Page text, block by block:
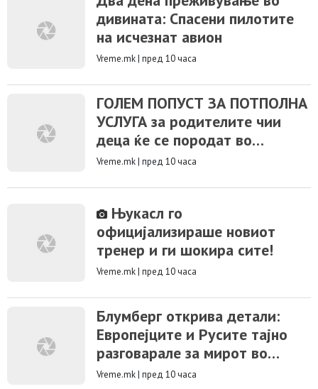
дивината: Спасени пилотите
на исчезнат авион
Vreme.mk| пред 10 часа
ГОЛЕМ ПОПУСТ ЗА ПОТПОЛНА
УСЛУГА за родителите чии
деца ќе се породат во
Клиника Жан Митрев
Vreme.mk| пред 10 часа
Њукасл го
официјализираше новиот
тренер и ги шокира сите!
Vreme.mk| пред 10 часа
Блумберг открива детали:
Европејците и Русите тајно
разговарале за мирот во
Украина
Vreme.mk| пред 10 часа